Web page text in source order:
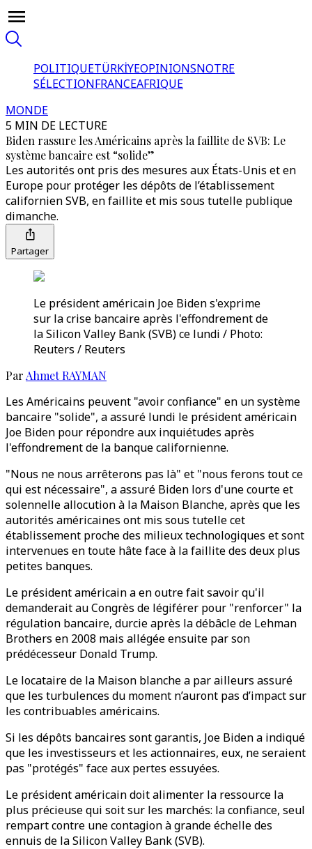
POLITIQUETÜRKİYEOPINIONSNOTRE
SÉLECTIONFRANCEAFRIQUE
MONDE
5 MIN DE LECTURE
Biden rassure les Américains après la faillite de SVB: Le
système bancaire est “solide”
Les autorités ont pris des mesures aux États-Unis et en
Europe pour protéger les dépôts de l’établissement
californien SVB, en faillite et mis sous tutelle publique
dimanche.
Partager
Le président américain Joe Biden s'exprime
sur la crise bancaire après l'effondrement de
la Silicon Valley Bank (SVB) ce lundi / Photo:
Reuters / Reuters
Par Ahmet RAYMAN
Les Américains peuvent "avoir confiance" en un système
bancaire "solide", a assuré lundi le président américain
Joe Biden pour répondre aux inquiétudes après
l'effondrement de la banque californienne.
"Nous ne nous arrêterons pas là" et "nous ferons tout ce
qui est nécessaire", a assuré Biden lors d'une courte et
solennelle allocution à la Maison Blanche, après que les
autorités américaines ont mis sous tutelle cet
établissement proche des milieux technologiques et sont
intervenues en toute hâte face à la faillite des deux plus
petites banques.
Le président américain a en outre fait savoir qu'il
demanderait au Congrès de légiférer pour "renforcer" la
régulation bancaire, durcie après la débâcle de Lehman
Brothers en 2008 mais allégée ensuite par son
prédécesseur Donald Trump.
Le locataire de la Maison blanche a par ailleurs assuré
que les turbulences du moment n’auront pas d’impact sur
les contribuables américains.
Si les dépôts bancaires sont garantis, Joe Biden a indiqué
que les investisseurs et les actionnaires, eux, ne seraient
pas "protégés" face aux pertes essuyées.
Le président américain doit alimenter la ressource la
plus précieuse qui soit sur les marchés: la confiance, seul
rempart contre une contagion à grande échelle des
ennuis de la Silicon Valley Bank (SVB).